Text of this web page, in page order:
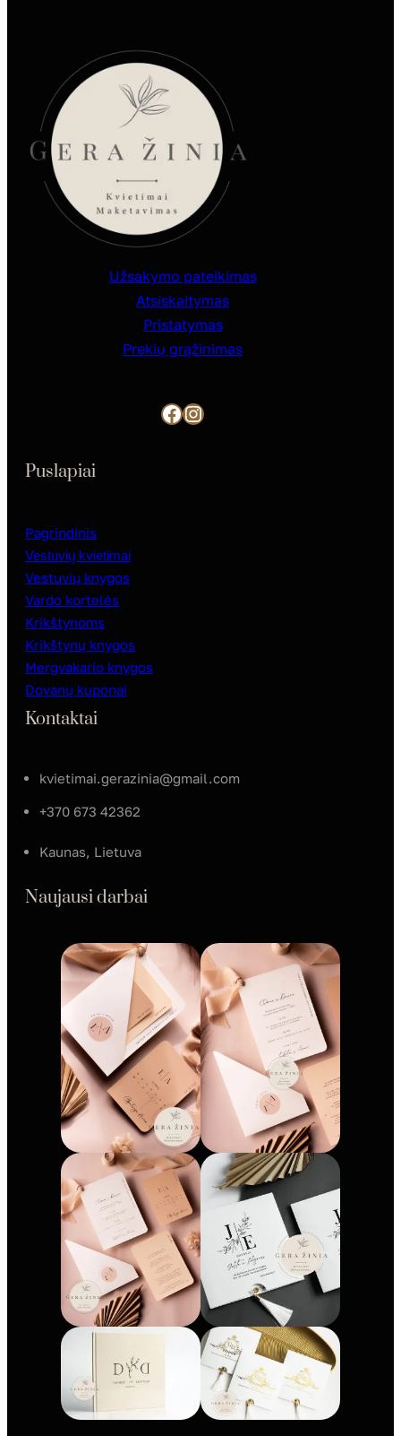
Užsakymo pateikimas
Atsiskaitymas
Pristatymas
Prekių grąžinimas
Facebook Instagram
Puslapiai
Pagrindinis
Vestuvių kvietimai
Vestuvių knygos
Vardo kortelės
Krikštynoms
Krikštynų knygos
Mergvakario knygos
Dovanų kuponai
Kontaktai
kvietimai.gerazinia@gmail.com
+370 673 42362
Kaunas, Lietuva
Naujausi darbai